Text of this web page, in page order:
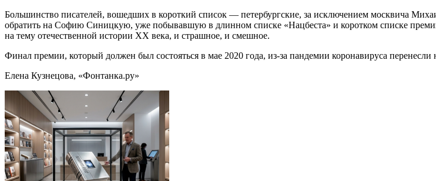
Большинство писателей, вошедших в короткий список — петербургские, за исключением москвича
обратить на Софию Синицкую, уже побывавшую в длинном списке «Нацбеста» и коротком списке
на тему отечественной истории XX века, и страшное, и смешное.
Финал премии, который должен был состояться в мае 2020 года, из-за пандемии коронавируса
Елена Кузнецова, «Фонтанка.ру»